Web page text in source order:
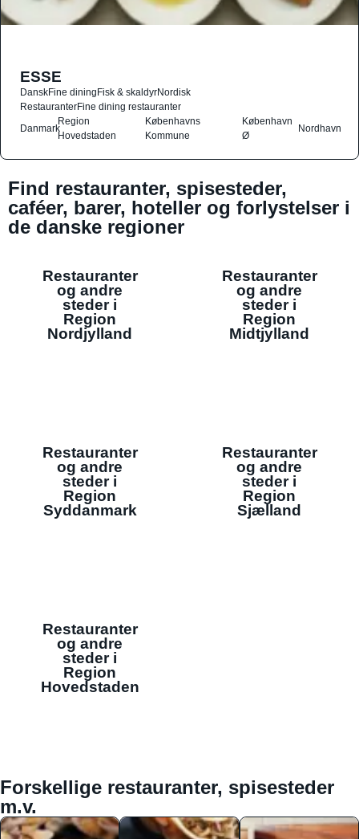
ESSE
DanskFine diningFisk & skaldyrNordisk
RestauranterFine dining restauranter
Danmark
Region
Hovedstaden
Københavns
Kommune
København
Ø
Nordhavn
Find restauranter, spisesteder,
caféer, barer, hoteller og forlystelser i
de danske regioner
Restauranter
og andre
steder i
Region
Nordjylland
Restauranter
og andre
steder i
Region
Midtjylland
Restauranter
og andre
steder i
Region
Syddanmark
Restauranter
og andre
steder i
Region
Sjælland
Restauranter
og andre
steder i
Region
Hovedstaden
Forskellige restauranter, spisesteder
m.v.